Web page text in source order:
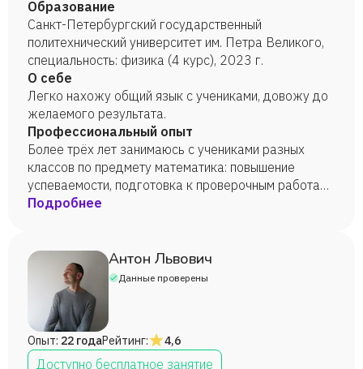
Образование
Санкт-Петербургский государственный
политехнический университет им. Петра Великого,
специальность: физика (4 курс), 2023 г.
О себе
Легко нахожу общий язык с учениками, довожу до
желаемого результата.
Профессиональный опыт
Более трёх лет занимаюсь с учениками разных
классов по предмету математика: повышение
успеваемости, подготовка к проверочным работам,
ОГЭ и ЕГЭ. В летнее время работаю также в
олимпиадной математики.
Подробнее
Антон Львович
Данные проверены
Опыт: 22 годаРейтинг: 4,6
Доступно бесплатное занятие